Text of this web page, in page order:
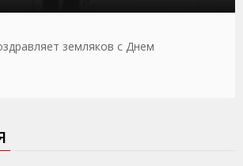
земляков с Днем